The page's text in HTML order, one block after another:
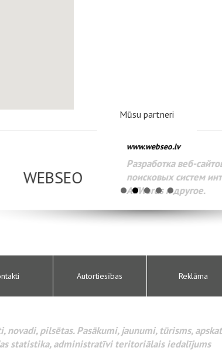
Mūsu partneri
Разработка веб-сайтов
поисковых систем интернета. Раскрутка
Autortiesības Reklāma
novadi, pilsētas. Pasākumi, jaunumi, tūrisms,
statistika, administratīvi teritoriālais iedalījums